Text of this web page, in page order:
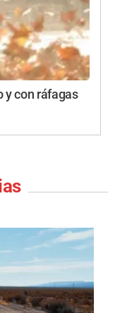
y con ráfagas